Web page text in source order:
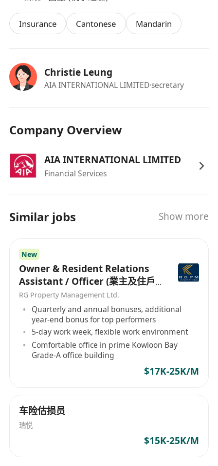
Insurance Cantonese Mandarin
Christie Leung
AIA INTERNATIONAL LIMITED·secretary
Company Overview
AIA INTERNATIONAL LIMITED
Financial Services
Similar jobs Show more
New
Owner & Resident Relations
Assistant / Officer (業主及住戶
關係助理/主任）
RG Property Management Ltd.
Quarterly and annual bonuses, additional
year-end bonus for top performers
5-day work week, flexible work environment
Comfortable office in prime Kowloon Bay
Grade-A office building
$17K-25K/M
车险估损员
瑞悦
$15K-25K/M